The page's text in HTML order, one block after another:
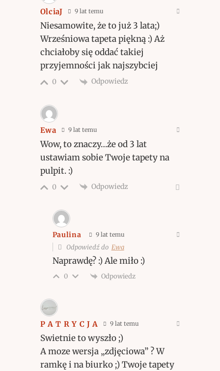
OlciaJ 9 lat temu
Niesamowite, że to już 3 lata;)
Wrześniowa tapeta piękną :) Aż
chciałoby się oddać takiej
przyjemności jak najszybciej
0 Odpowiedz
Ewa 9 lat temu
Wow, to znaczy…że od 3 lat
ustawiam sobie Twoje tapety na
pulpit. :)
0 Odpowiedz
Paulina 9 lat temu
Odpowiedź do Ewa
Naprawdę? :) Ale miło :)
0 Odpowiedz
P A T R Y C J A 9 lat temu
Swietnie to wyszło ;)
A moze wersja „zdjęciowa” ? W
ramkę i na biurko ;) Twoje tapety